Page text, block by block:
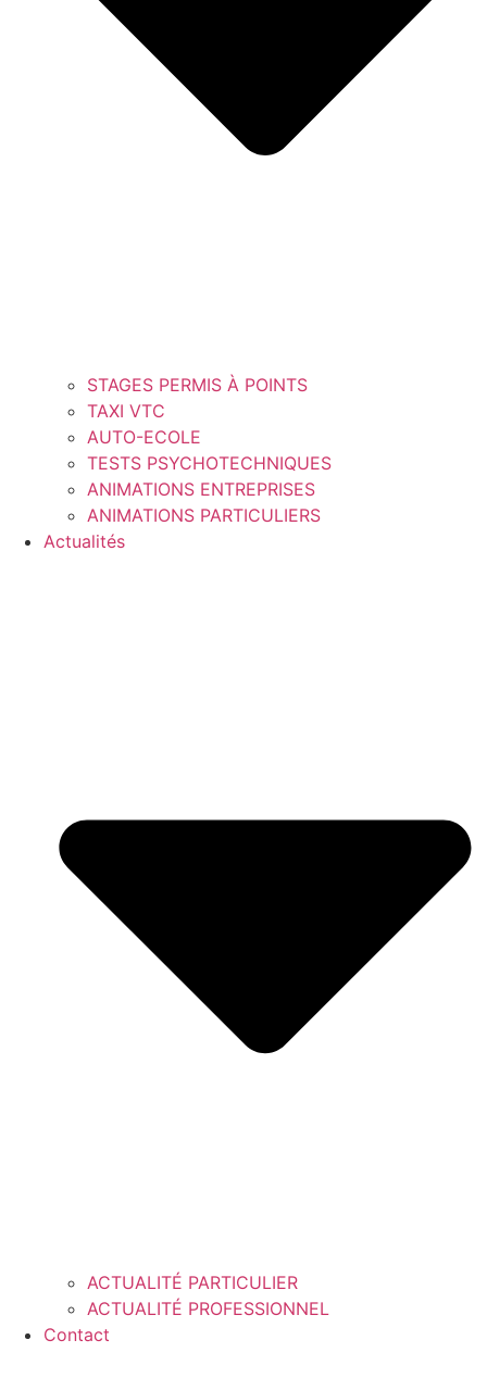
STAGES PERMIS À POINTS
TAXI VTC
AUTO-ECOLE
TESTS PSYCHOTECHNIQUES
ANIMATIONS ENTREPRISES
ANIMATIONS PARTICULIERS
Actualités
ACTUALITÉ PARTICULIER
ACTUALITÉ PROFESSIONNEL
Contact